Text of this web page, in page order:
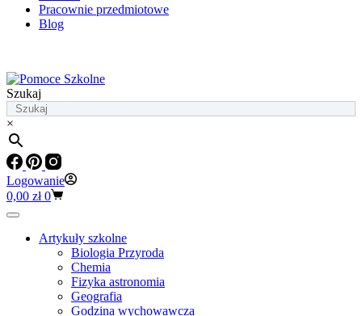
Pracownie przedmiotowe
Blog
Szukaj
×
Logowanie
Koszyk
0,00 zł 0
Artykuły szkolne
Biologia Przyroda
Chemia
Fizyka astronomia
Geografia
Godzina wychowawcza